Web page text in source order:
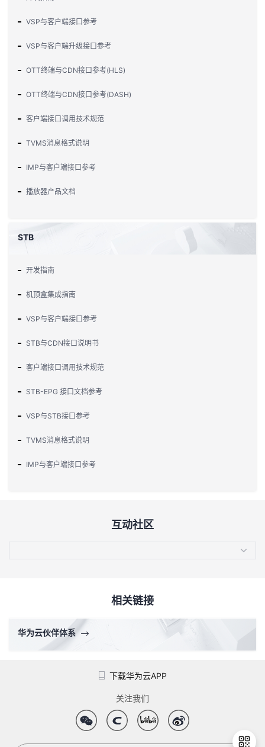
VSP与客户端接口参考
VSP与客户端升级接口参考
OTT终端与CDN接口参考(HLS)
OTT终端与CDN接口参考(DASH)
客户端接口调用技术规范
TVMS消息格式说明
IMP与客户端接口参考
播放器产品文档
STB
开发指南
机顶盒集成指南
VSP与客户端接口参考
STB与CDN接口说明书
客户端接口调用技术规范
STB-EPG 接口文档参考
VSP与STB接口参考
TVMS消息格式说明
IMP与客户端接口参考
互动社区
相关链接
华为云伙伴体系
下载华为云APP
关注我们